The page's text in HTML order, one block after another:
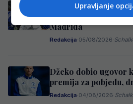
Utakmica koju će
Džeko i Nikola Katić
Madrida
Redakcija·05/08/2026·
Džeko dobio ugovor
premija za pobjedu,
Redakcija·04/08/2026·
Upravljanje